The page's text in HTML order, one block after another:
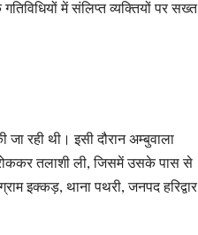
में संलिप्त व्यक्तियों पर सख्त
जा रही थी। इसी दौरान अम्बुवाला
तलाशी ली, जिसमें उसके पास से
इक्कड़, थाना पथरी, जनपद हरिद्वार